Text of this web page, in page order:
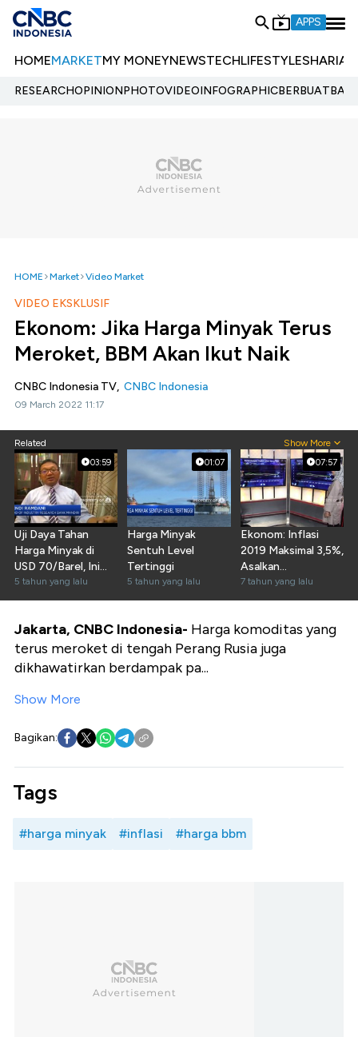
APPS
HOMEMARKETMY MONEYNEWSTECHLIFESTYLESHARIA
RESEARCHOPINIONPHOTOVIDEOINFOGRAPHIC
HOME Market Video Market
VIDEO EKSKLUSIF
Ekonom: Jika Harga Minyak Terus
Meroket, BBM Akan Ikut Naik
CNBC Indonesia TV, CNBC Indonesia
09 March 2022 11:17
Related Show More
03:59
Uji Daya Tahan
Harga Minyak di
USD 70/Barel, Ini
Kata Ekonom
5 tahun yang lalu
01:07
Harga Minyak
Sentuh Level
Tertinggi
5 tahun yang lalu
07:57
Ekonom: Inflasi
2019 Maksimal 3,5%,
Asalkan...
7 tahun yang lalu
Jakarta, CNBC Indonesia- Harga komoditas yang
terus meroket di tengah Perang Rusia juga
dikhawatirkan berdampak pa...
Show More
Bagikan:
Tags
#harga minyak #inflasi #harga bbm